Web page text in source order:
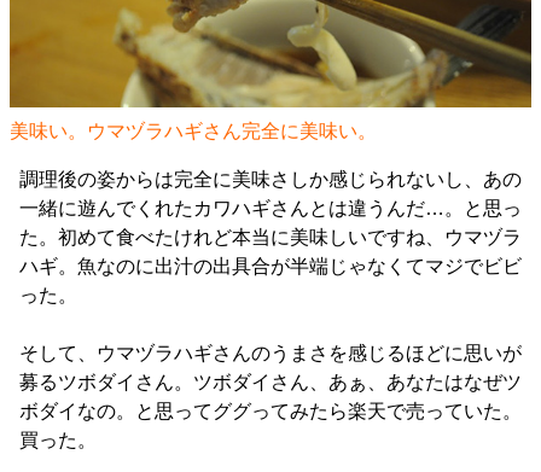
美味い。ウマヅラハギさん完全に美味い。
調理後の姿からは完全に美味さしか感じられないし、あの
一緒に遊んでくれたカワハギさんとは違うんだ…。と思っ
た。初めて食べたけれど本当に美味しいですね、ウマヅラ
ハギ。魚なのに出汁の出具合が半端じゃなくてマジでビビ
った。
そして、ウマヅラハギさんのうまさを感じるほどに思いが
募るツボダイさん。ツボダイさん、あぁ、あなたはなぜツ
ボダイなの。と思ってググってみたら楽天で売っていた。
買った。